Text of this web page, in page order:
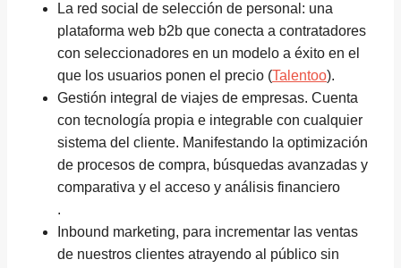
La red social de selección de personal: una
plataforma web b2b que conecta a contratadores
con seleccionadores en un modelo a éxito en el
que los usuarios ponen el precio (Talentoo).
Gestión integral de viajes de empresas. Cuenta
con tecnología propia e integrable con cualquier
sistema del cliente. Manifestando la optimización
de procesos de compra, búsquedas avanzadas y
comparativa y el acceso y análisis financiero
.
Inbound marketing, para incrementar las ventas
de nuestros clientes atrayendo al público sin